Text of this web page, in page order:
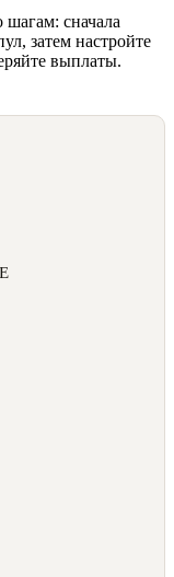
шагам: сначала
затем настройте
выплаты.